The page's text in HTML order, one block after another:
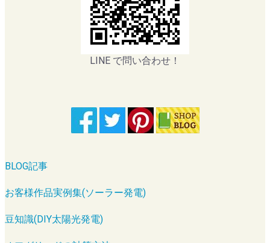
LINE で問い合わせ！
BLOG記事
お客様作品実例集(ソーラー発電)
豆知識(DIY太陽光発電)